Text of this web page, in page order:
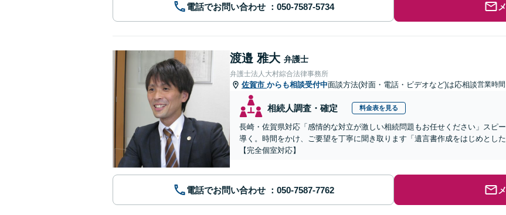
電話でお問い合わせ
渡邉 雅大 弁護士
弁護士法人大村綜合法律事務所
佐賀市 からも相談受付中面談方法(対面・電話・ビデオなど)は応相談営業時
相続人調査・確定 料金表を見る
長崎・佐賀県対応「感情的な対立が激しい相続問題もお任せください」スピ
導く。時間をかけ、ご要望を丁寧に聞き取ります「遺言書作成をはじめとし
【完全個室対応】
電話でお問い合わせ